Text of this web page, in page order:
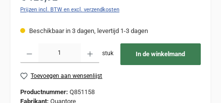
Prijzen incl. BTW en excl. verzendkosten
Beschikbaar in 3 dagen, levertijd 1-3 dagen
stuk In de winkelmand
Toevoegen aan wensenlijst
Productnummer: Q851158
Fabrikant: Quantore